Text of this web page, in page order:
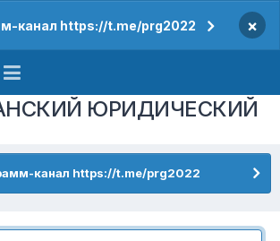
канал https://t.me/prg2022 ×
ЮРИДИЧЕСКИЙ
канал https://t.me/prg2022